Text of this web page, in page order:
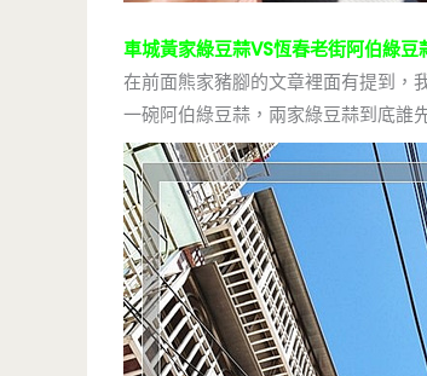
車城黃家綠豆蒜VS恆春老街阿伯綠豆
在前面熊家豬腳的文章裡面有提到，
一碗阿伯綠豆蒜，兩家綠豆蒜到底誰